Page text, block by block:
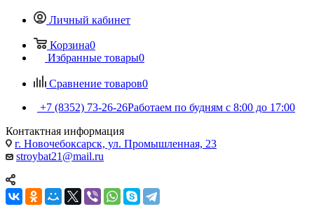
Личный кабинет
Корзина0
Избранные товары0
Сравнение товаров0
+7 (8352) 73-26-26Работаем по будням с 8:00 до 17:00
Контактная информация
г. Новочебоксарск, ул. Промышленная, 23
stroybat21@mail.ru